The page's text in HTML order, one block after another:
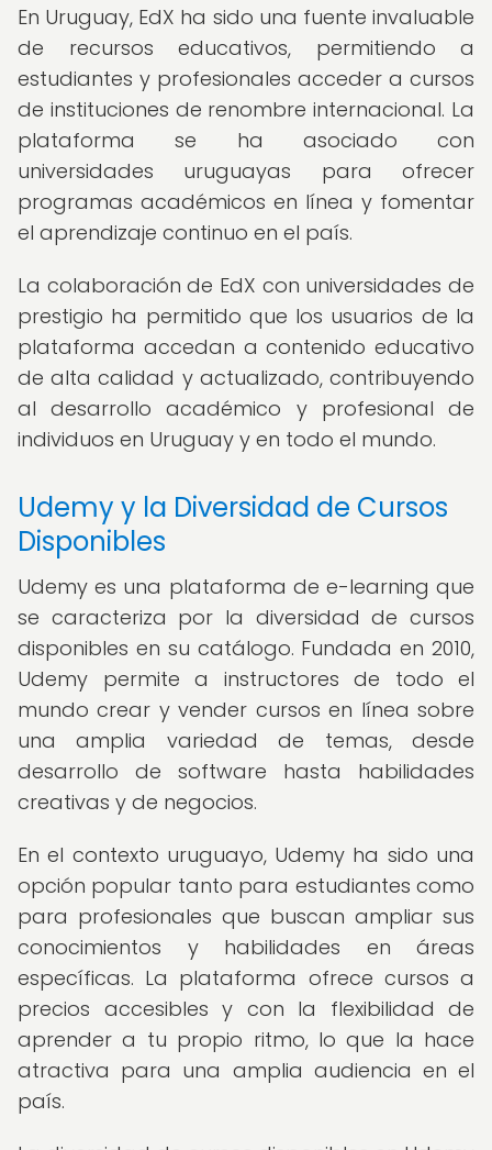
En Uruguay, EdX ha sido una fuente invaluable
de recursos educativos, permitiendo a
estudiantes y profesionales acceder a cursos
de instituciones de renombre internacional. La
plataforma se ha asociado con
universidades uruguayas para ofrecer
programas académicos en línea y fomentar
el aprendizaje continuo en el país.
La colaboración de EdX con universidades de
prestigio ha permitido que los usuarios de la
plataforma accedan a contenido educativo
de alta calidad y actualizado, contribuyendo
al desarrollo académico y profesional de
individuos en Uruguay y en todo el mundo.
Udemy y la Diversidad de Cursos
Disponibles
Udemy es una plataforma de e-learning que
se caracteriza por la diversidad de cursos
disponibles en su catálogo. Fundada en 2010,
Udemy permite a instructores de todo el
mundo crear y vender cursos en línea sobre
una amplia variedad de temas, desde
desarrollo de software hasta habilidades
creativas y de negocios.
En el contexto uruguayo, Udemy ha sido una
opción popular tanto para estudiantes como
para profesionales que buscan ampliar sus
conocimientos y habilidades en áreas
específicas. La plataforma ofrece cursos a
precios accesibles y con la flexibilidad de
aprender a tu propio ritmo, lo que la hace
atractiva para una amplia audiencia en el
país.